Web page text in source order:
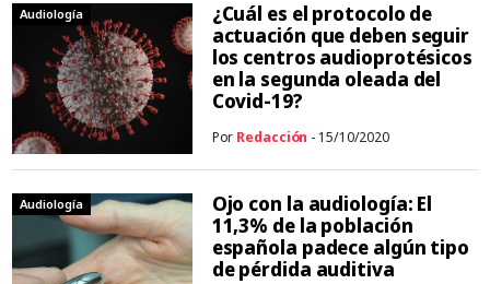
Audiología
¿Cuál es el protocolo de
actuación que deben seguir
los centros audioprotésicos
en la segunda oleada del
Covid-19?
Por Redacción - 15/10/2020
Audiología
Ojo con la audiología: El
11,3% de la población
española padece algún tipo
de pérdida auditiva